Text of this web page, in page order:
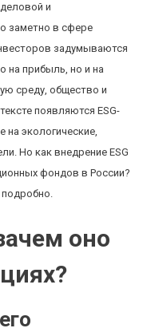
и
заметно в сфере
задумываются
на прибыль, но и на
среду, общество и
появляются ESG-
на экологические,
Но как внедрение ESG
фондов в России?
оно